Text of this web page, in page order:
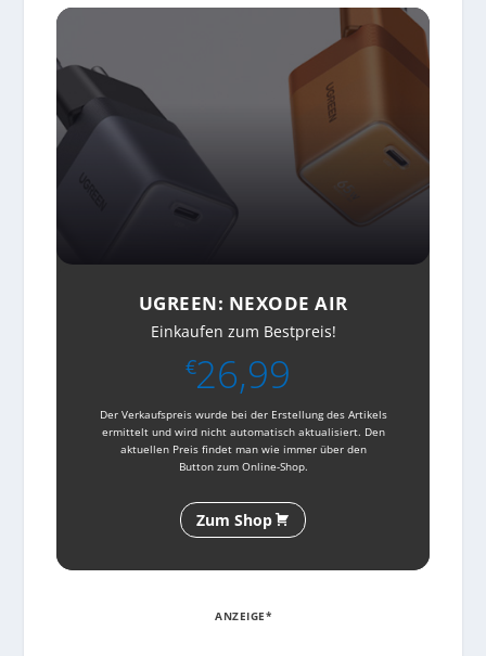
UGREEN: NEXODE AIR
Einkaufen zum Bestpreis!
€26,99
Der Verkaufspreis wurde bei der Erstellung des Artikels
ermittelt und wird nicht automatisch aktualisiert. Den
aktuellen Preis findet man wie immer über den
Button zum Online-Shop.
Zum Shop
ANZEIGE*